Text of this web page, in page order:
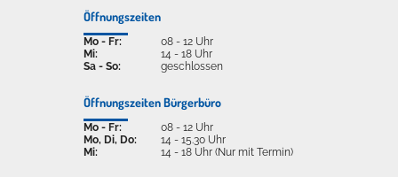
Öffnungszeiten
Mo - Fr:
Mi:
Sa - So:
08 - 12 Uhr
14 - 18 Uhr
geschlossen
Öffnungszeiten Bürgerbüro
Mo - Fr:
Mo, Di, Do:
Mi:
08 - 12 Uhr
14 - 15.30 Uhr
14 - 18 Uhr (Nur mit Termin)